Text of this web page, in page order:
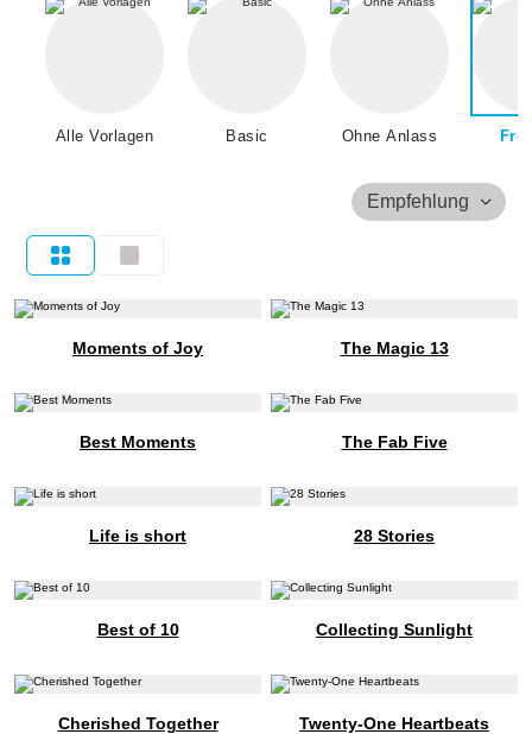
Alle Vorlagen Basic Ohne Anlass
Empfehlung
Moments of Joy The Magic 13
Best Moments The Fab Five
Life is short 28 Stories
Best of 10 Collecting Sunlight
Cherished Together Twenty-One Heartbeats